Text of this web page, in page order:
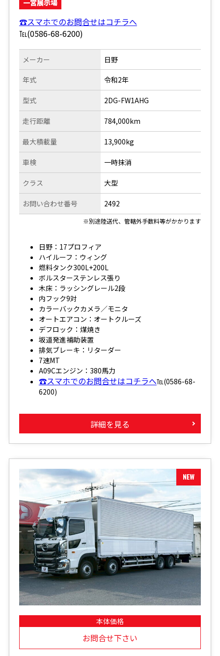
一宮展示場
☎スマホでのお問合せはコチラへ
℡(0586-68-6200)
メーカー
年式
型式
走行距離
日野
令和2年
2DG-FW1AHG
784,000km
最大積載量
車検
クラス
お問い合わせ番号
13,900kg
一時抹消
大型
2492
※別途陸送代、管轄外手数料等がかかります
日野：17プロフィア
ハイルーフ：ウィング
燃料タンク300L+200L
ボルスターステンレス張り
木床：ラッシングレール2段
内フック9対
カラーバックカメラ／モニタ
オートエアコン：オートクルーズ
デフロック：煤焼き
坂道発進補助装置
排気ブレーキ：リターダー
7速MT
A09Cエンジン：380馬力
☎スマホでのお問合せはコチラへ℡(0586-68-
6200)
詳細を見る
本体価格
お問合せ下さい